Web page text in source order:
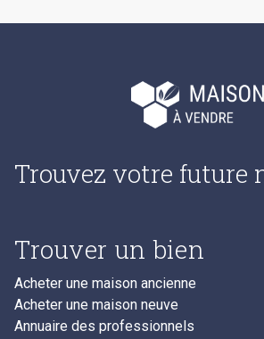
Trouvez votre future
Trouver un bien
Acheter une maison ancienne
Acheter une maison neuve
Annuaire des professionnels